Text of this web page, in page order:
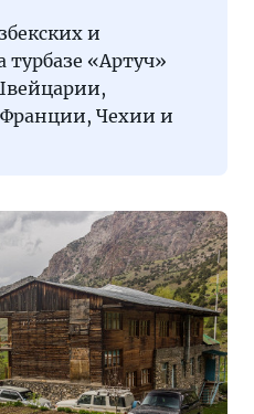
и
«Артуч»
Чехии и